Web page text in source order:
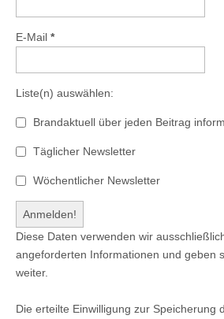
E-Mail *
Liste(n) auswählen:
Brandaktuell über jeden Beitrag
Täglicher Newsletter
Wöchentlicher Newsletter
Diese Daten verwenden wir
angeforderten Informationen und geben
weiter.
Die erteilte Einwilligung zur Speicherung